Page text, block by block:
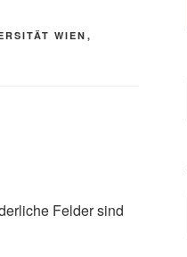
WIEN,
Felder sind